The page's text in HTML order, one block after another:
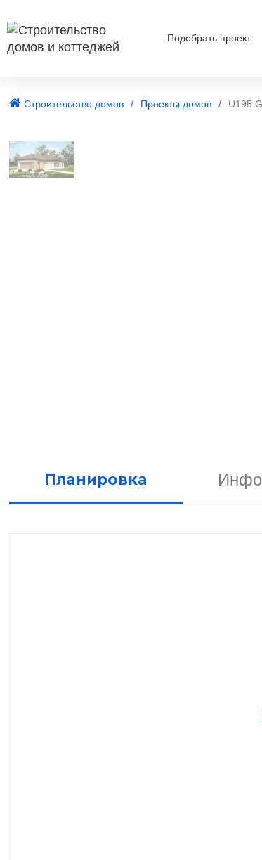
Подобрать проект
Строительство домов Проекты домов U195
Планировка